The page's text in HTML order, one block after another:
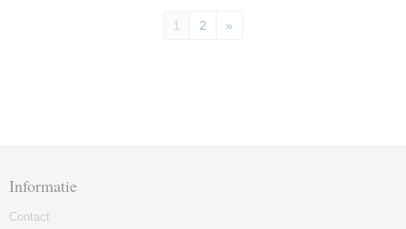
1 2 »
Informatie
Contact